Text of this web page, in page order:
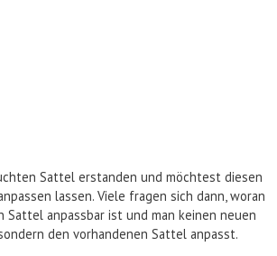
Sattel erstanden und möchtest diesen
lassen. Viele fragen sich dann, woran
Sattel anpassbar ist und man keinen neuen
den vorhandenen Sattel anpasst.